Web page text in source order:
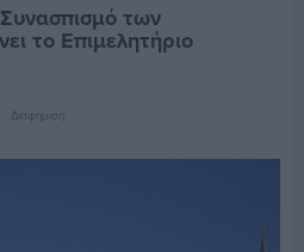
των
το Επιμελητήριο
Διαφήμιση